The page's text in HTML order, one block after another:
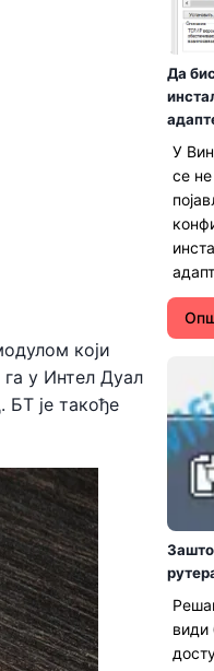
који
у Интел Дуал
је такође
Да
У
се